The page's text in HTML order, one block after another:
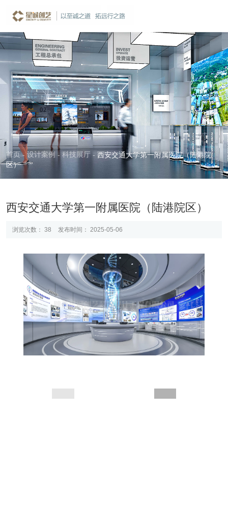
案例详情
CASE
首页-设计案例 - 科技展厅 - 西安交通大学第一附属医院（陆港院
区）
西安交通大学第一附属医院（陆港院区）
浏览次数： 38 发布时间： 2025-05-06